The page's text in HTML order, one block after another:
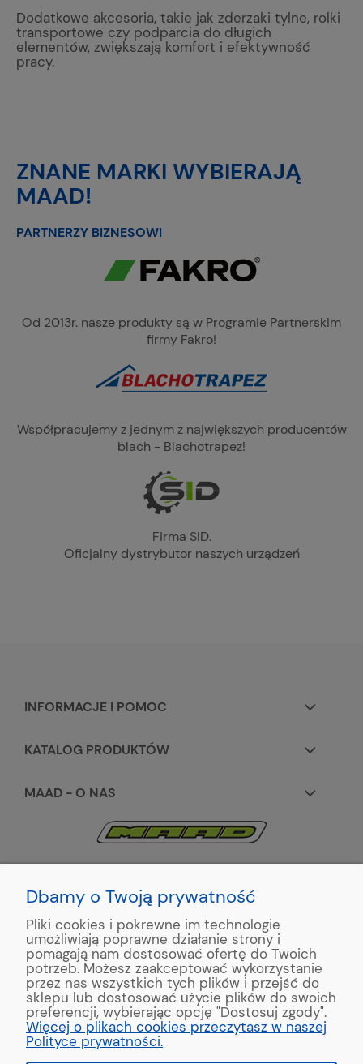
Dodatkowe akcesoria, takie jak zderzaki tylne, rolki
transportowe czy podparcia do długich
elementów, zwiększają komfort i efektywność
pracy.
ZNANE MARKI WYBIERAJĄ
MAAD!
PARTNERZY BIZNESOWI
Od 2013r. nasze produkty są w Programie Partnerskim
firmy Fakro!
Współpracujemy z jednym z największych producentów
blach - Blachotrapez!
Firma SID.
Oficjalny dystrybutor naszych urządzeń
INFORMACJE I POMOC
KATALOG PRODUKTÓW
MAAD - O NAS
+48 663195531
ul. Reymonta 2
89-500 Tuchola
Copyright © 2022 MAAD Zaginarki - Producent Maszyn
Blacharskich. Produkcja:MinisterstwoReklamy.pl
Dbamy o Twoją prywatność
Pliki cookies i pokrewne im technologie
umożliwiają poprawne działanie strony i
pomagają nam dostosować ofertę do Twoich
potrzeb. Możesz zaakceptować wykorzystanie
przez nas wszystkich tych plików i przejść do
sklepu lub dostosować użycie plików do swoich
preferencji, wybierając opcję "Dostosuj zgody".
Więcej o plikach cookies przeczytasz w naszej
Polityce prywatności.